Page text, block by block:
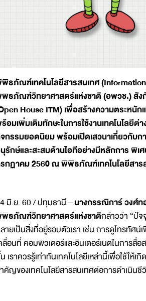
ธภัณฑ์เทคโนโลยีสารสนเทศ
ธภัณฑ์วิทยาศาสตร์แห่งชาติ (อพวช.) สังกั
House ITM) เพื่อสร้างความตระหนัก
อมเพิ่มเติมทักษะในการใช้งานเทคโนโล
กรรมยอดนิยม พร้อมเปิดเสวนาเกี่ยวกับ
รักษ์และสะสมด้านไอทีอย่างมีหลักการ พิ
กฏาคม 2560 ณ พิพิธภัณฑ์เทคโนโลยีสาร
มิ.ย. 60 / ปทุมธานี –นางกรรณิการ์ วงศ์ท
ธภัณฑ์วิทยาศาสตร์แห่งชาติกล่าวว่า “ปัจ
ายเป็นสิ่งที่อยู่รอบตัวเรา เช่น การดูโทรทัศน์
ลื่อนที่ คอมพิวเตอร์และอินเตอร์เนตในการสื่
เราควรรู้เท่าทันเทคโนโลยีเหล่านี้เพื่อใช้ให้
คัญของเทคโนโลยีสารสนเทศต่อการดำเนิน